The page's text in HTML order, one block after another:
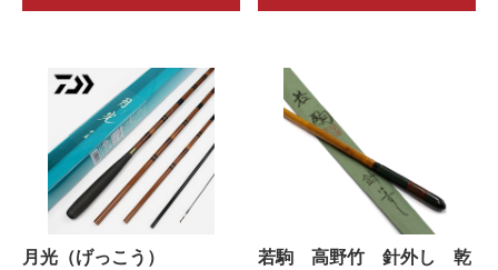
月光（げっこう）
若駒 高野竹 針外し 乾